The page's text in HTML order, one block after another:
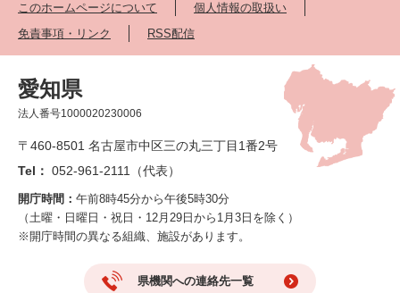
このホームページについて
個人情報の取扱い
免責事項・リンク
RSS配信
愛知県
法人番号1000020230006
〒460-8501 名古屋市中区三の丸三丁目1番2号
Tel： 052-961-2111（代表）
開庁時間： 午前8時45分から午後5時30分
（土曜・日曜日・祝日・12月29日から1月3日を除く）
※開庁時間の異なる組織、施設があります。
県機関への連絡先一覧